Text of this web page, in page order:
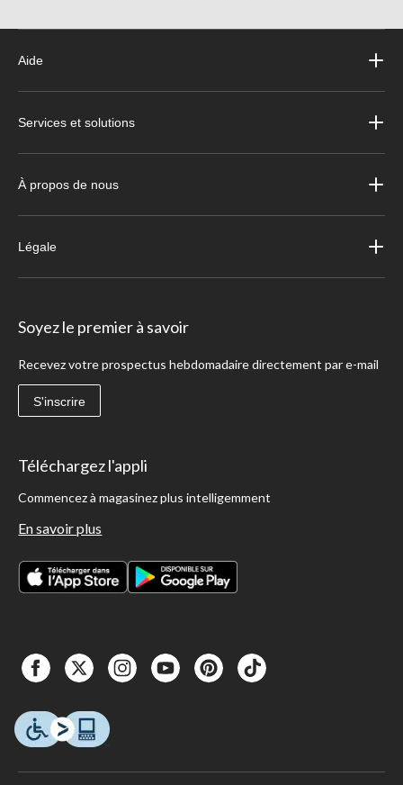
Aide
Services et solutions
À propos de nous
Légale
Soyez le premier à savoir
Recevez votre prospectus hebdomadaire directement par e-mail
S'inscrire
Téléchargez l'appli
Commencez à magasinez plus intelligemment
En savoir plus